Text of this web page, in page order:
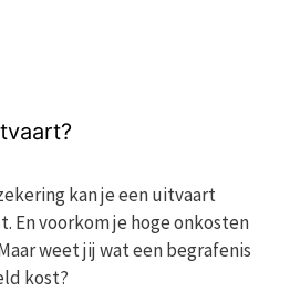
kan je een uitvaart
En voorkom je hoge onkosten
weet jij wat een begrafenis
kost?